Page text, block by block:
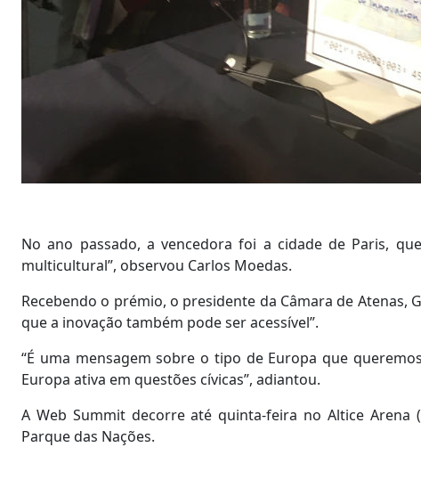
No ano passado, a vencedora foi a cidade de Paris,
multicultural”, observou Carlos Moedas.
Recebendo o prémio, o presidente da Câmara de Atenas,
que a inovação também pode ser acessível”.
“É uma mensagem sobre o tipo de Europa que
Europa ativa em questões cívicas”, adiantou.
A Web Summit decorre até quinta-feira no Altice Arena
Parque das Nações.